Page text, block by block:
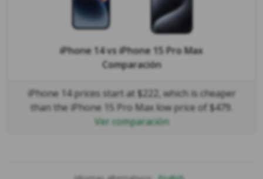
iPhone 14vsiPhone 15 Pro Max
Comparación
iPhone 14 prices start at $222, which is cheaper
than the iPhone 15 Pro Max low price of $479.
Ver comparación